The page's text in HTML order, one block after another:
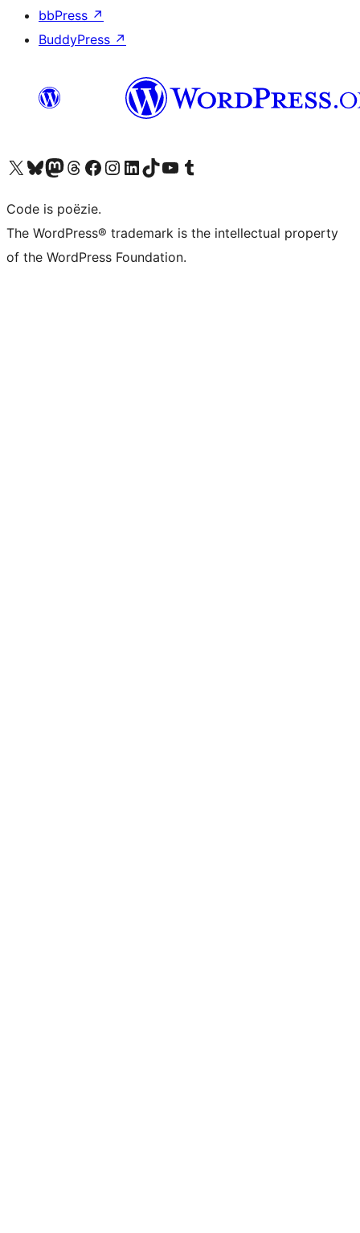
bbPress ↗
BuddyPress ↗
Bezoek ons X (voorheen Twitter) account
Bezoek ons Bluesky account
Bezoek ons Mastodon account
Bezoek ons Threads account
Onze Facebook pagina bezoeken
Bezoek ons Instagram account
Bezoek ons LinkedIn account
Bezoek ons TikTok account
Bezoek ons YouTube kanaalBezoek ons Tumblr account
Code is poëzie.
The WordPress® trademark is the intellectual property
of the WordPress Foundation.